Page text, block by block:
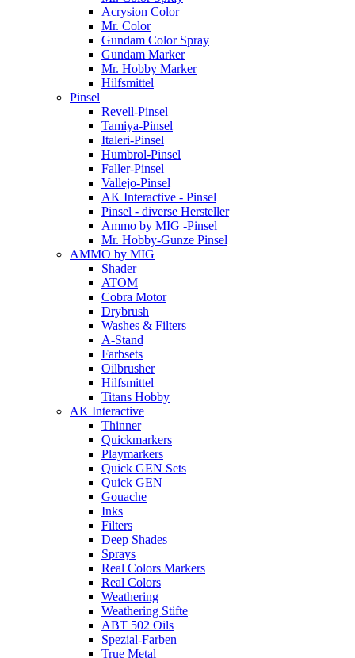
Acrysion Color
Mr. Color
Gundam Color Spray
Gundam Marker
Mr. Hobby Marker
Hilfsmittel
Pinsel
Revell-Pinsel
Tamiya-Pinsel
Italeri-Pinsel
Humbrol-Pinsel
Faller-Pinsel
Vallejo-Pinsel
AK Interactive - Pinsel
Pinsel - diverse Hersteller
Ammo by MIG -Pinsel
Mr. Hobby-Gunze Pinsel
AMMO by MIG
Shader
ATOM
Cobra Motor
Drybrush
Washes & Filters
A-Stand
Farbsets
Oilbrusher
Hilfsmittel
Titans Hobby
AK Interactive
Thinner
Quickmarkers
Playmarkers
Quick GEN Sets
Quick GEN
Gouache
Inks
Filters
Deep Shades
Sprays
Real Colors Markers
Real Colors
Weathering
Weathering Stifte
ABT 502 Oils
Spezial-Farben
True Metal